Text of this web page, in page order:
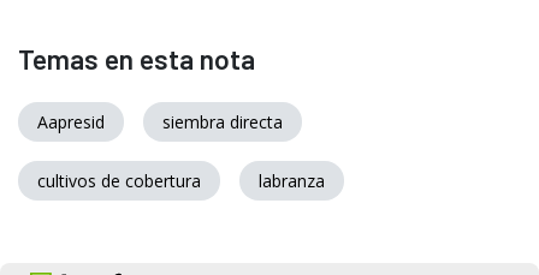
Temas en esta nota
Aapresid siembra directa
cultivos de cobertura labranza